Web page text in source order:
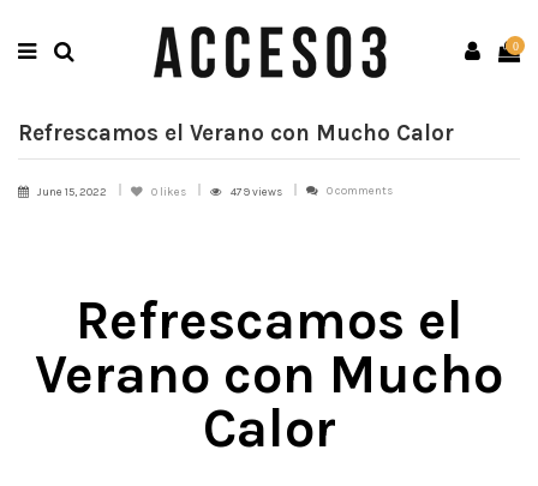
0
Refrescamos el Verano con Mucho Calor
June 15, 2022 0 likes 479 views 0 comments
Refrescamos el
Verano con Mucho
Calor